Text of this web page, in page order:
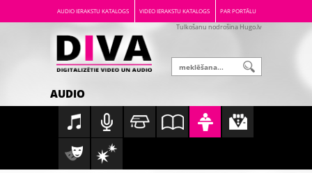
AUDIO IERAKSTU KATALOGS VIDEO IERAKSTU KATALOGS PAR PORTĀLU
Tulkošanu nodrošina Hugo.lv
AUDIO